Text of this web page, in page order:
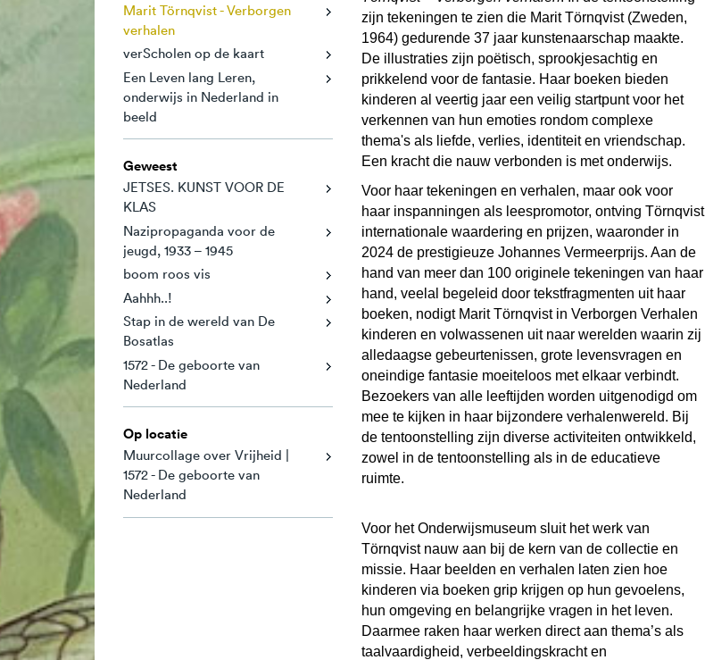
Marit Törnqvist - Verborgen
verhalen
verScholen op de kaart
Een Leven lang Leren,
onderwijs in Nederland in
beeld
Geweest
JETSES. KUNST VOOR DE
KLAS
Nazipropaganda voor de
jeugd, 1933 – 1945
boom roos vis
Aahhh..!
Stap in de wereld van De
Bosatlas
1572 - De geboorte van
Nederland
Op locatie
Muurcollage over Vrijheid |
1572 - De geboorte van
Nederland
zijn tekeningen te zien die Marit Törnqvist (Zweden,
1964) gedurende 37 jaar kunstenaarschap maakte.
De illustraties zijn poëtisch, sprookjesachtig en
prikkelend voor de fantasie. Haar boeken bieden
kinderen al veertig jaar een veilig startpunt voor het
verkennen van hun emoties rondom complexe
thema's als liefde, verlies, identiteit en vriendschap.
Een kracht die nauw verbonden is met onderwijs.
Voor haar tekeningen en verhalen, maar ook voor
haar inspanningen als leespromotor, ontving Törnqvist
internationale waardering en prijzen, waaronder in
2024 de prestigieuze Johannes Vermeerprijs. Aan de
hand van meer dan 100 originele tekeningen van haar
hand, veelal begeleid door tekstfragmenten uit haar
boeken, nodigt Marit Törnqvist in Verborgen Verhalen
kinderen en volwassenen uit naar werelden waarin zij
alledaagse gebeurtenissen, grote levensvragen en
oneindige fantasie moeiteloos met elkaar verbindt.
Bezoekers van alle leeftijden worden uitgenodigd om
mee te kijken in haar bijzondere verhalenwereld. Bij
de tentoonstelling zijn diverse activiteiten ontwikkeld,
zowel in de tentoonstelling als in de educatieve
ruimte.
Voor het Onderwijsmuseum sluit het werk van
Törnqvist nauw aan bij de kern van de collectie en
missie. Haar beelden en verhalen laten zien hoe
kinderen via boeken grip krijgen op hun gevoelens,
hun omgeving en belangrijke vragen in het leven.
Daarmee raken haar werken direct aan thema’s als
taalvaardigheid, verbeeldingskracht en